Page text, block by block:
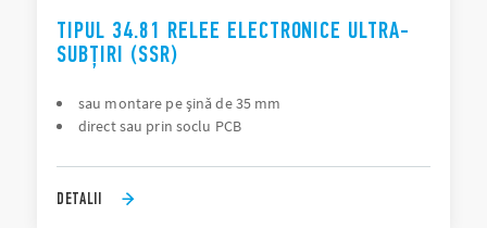
TIPUL 34.81 RELEE ELECTRONICE ULTRA-
SUBȚIRI (SSR)
sau montare pe șină de 35 mm
direct sau prin soclu PCB
DETALII